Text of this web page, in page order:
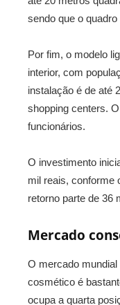
sendo que o
Por fim, o modelo
interior, com
instalação é de até
shopping centers.
funcionários.
O investimento
mil reais, conforme
retorno parte de 36
Mercado
O mercado
cosmético é
ocupa a quarta